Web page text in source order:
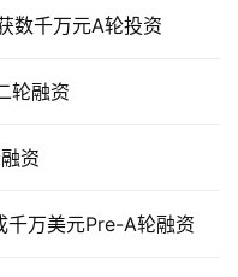
数千万元A轮投资
轮融资
资
万美元Pre-A轮融资